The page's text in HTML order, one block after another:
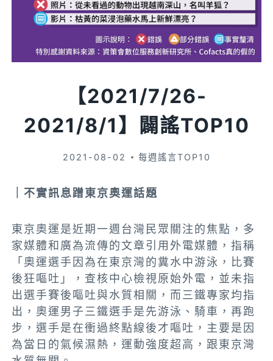
【2021/7/26-
2021/8/1】闢謠TOP10
2021-08-02 每週謠言TOP10
｜不實訊息蹭東京奧運話題
東京奧運是近期一週台灣民眾關注的焦點，多
家媒體和廣為流傳的文章引用外電媒體，指稱
「奧運選手因為在東京灣的糞水中游泳，比賽
後狂嘔吐」，查核中心檢視原始外電，並未指
出選手賽後嘔吐與水質相關，而三鐵專家均指
出，奧運男子三鐵選手是先游泳、騎車，再跑
步，選手是在衝過終點線後才嘔吐，主要是因
為當日的氣候濕熱，運動強度超高，跟東京灣